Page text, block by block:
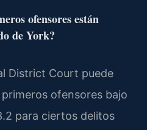
ofensores están
de York?
District Court puede
ofensores bajo
para ciertos delitos